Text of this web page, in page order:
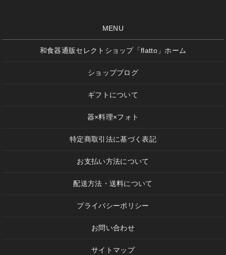
MENU
和食器通販セレクトショップ「flatto」ホーム
ショップブログ
ギフトについて
器×料理×フォト
特定商取引法に基づく表記
お支払い方法について
配送方法・送料について
プライバシーポリシー
お問い合わせ
サイトマップ